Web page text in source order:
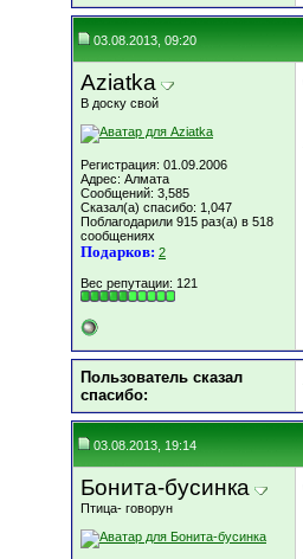
03.08.2013, 09:20
Aziatka
В доску свой
Регистрация: 01.09.2006
Адрес: Алмата
Сообщений: 3,585
Сказал(а) спасибо: 1,047
Поблагодарили 915 раз(а) в 518
сообщениях
Подарков: 2
Вес репутации: 121
Пользователь сказал
cпасибо:
03.08.2013, 19:14
Бонита-бусинка
Птица- говорун